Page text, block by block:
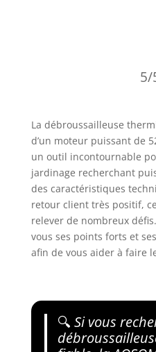
5/
La débroussailleuse
d’un moteur puissant de
un outil incontournable
jardinage recherchant
des caractéristiques
retour client très positif,
relever de nombreux
vous ses points forts et
afin de vous aider à faire
🔍 Si vous